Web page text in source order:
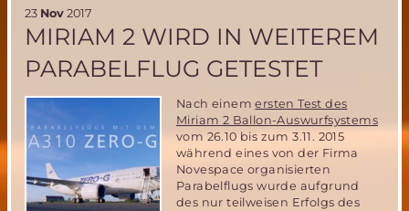
23 Nov 2017
MIRIAM 2 WIRD IN WEITEREM
PARABELFLUG GETESTET
Nach einemersten Test des
Miriam 2 Ballon-Auswurfsystems
vom 26.10 bis zum 3.11. 2015
während eines von der Firma
Novespace organisierten
Parabelflugs wurde aufgrund
des nur teilweisen Erfolgs des